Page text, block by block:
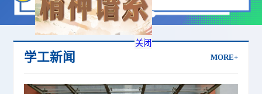
学工新闻 MORE+
关闭